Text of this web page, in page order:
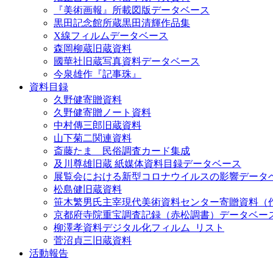
『美術画報』所載図版データベース
黒田記念館所蔵黒田清輝作品集
X線フィルムデータベース
森岡柳蔵旧蔵資料
國華社旧蔵写真資料データベース
今泉雄作『記事珠』
資料目録
久野健寄贈資料
久野健寄贈ノート資料
中村傳三郎旧蔵資料
山下菊二関連資料
斎藤たま 民俗調査カード集成
及川尊雄旧蔵 紙媒体資料目録データベース
展覧会における新型コロナウイルスの影響データ
松島健旧蔵資料
笹木繁男氏主宰現代美術資料センター寄贈資料（
京都府寺院重宝調査記録（赤松調書）データベー
柳澤孝資料デジタル化フィルム_リスト
菅沼貞三旧蔵資料
活動報告